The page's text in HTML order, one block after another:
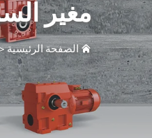
مغير
الصفحة الرئيسية